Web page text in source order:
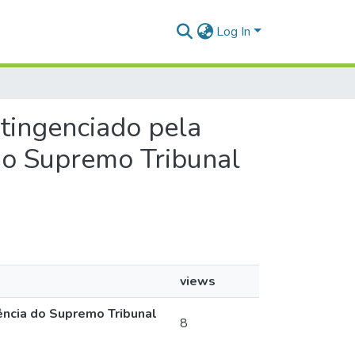
Log In
pela
Supremo Tribunal
views
do Supremo Tribunal
8